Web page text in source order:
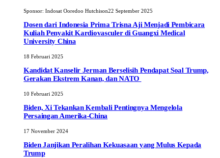
Sponsor: Indosat Ooredoo Hutchison22 September 2025
Dosen dari Indonesia Prima Trisna Aji Menjadi Pembicara
Kuliah Penyakit Kardiovasculer di Guangxi Medical
University China
18 Februari 2025
Kandidat Kanselir Jerman Berselisih Pendapat Soal Trump,
Gerakan Ekstrem Kanan, dan NATO
10 Februari 2025
Biden, Xi Tekankan Kembali Pentingnya Mengelola
Persaingan Amerika-China
17 November 2024
Biden Janjikan Peralihan Kekuasaan yang Mulus Kepada
Trump